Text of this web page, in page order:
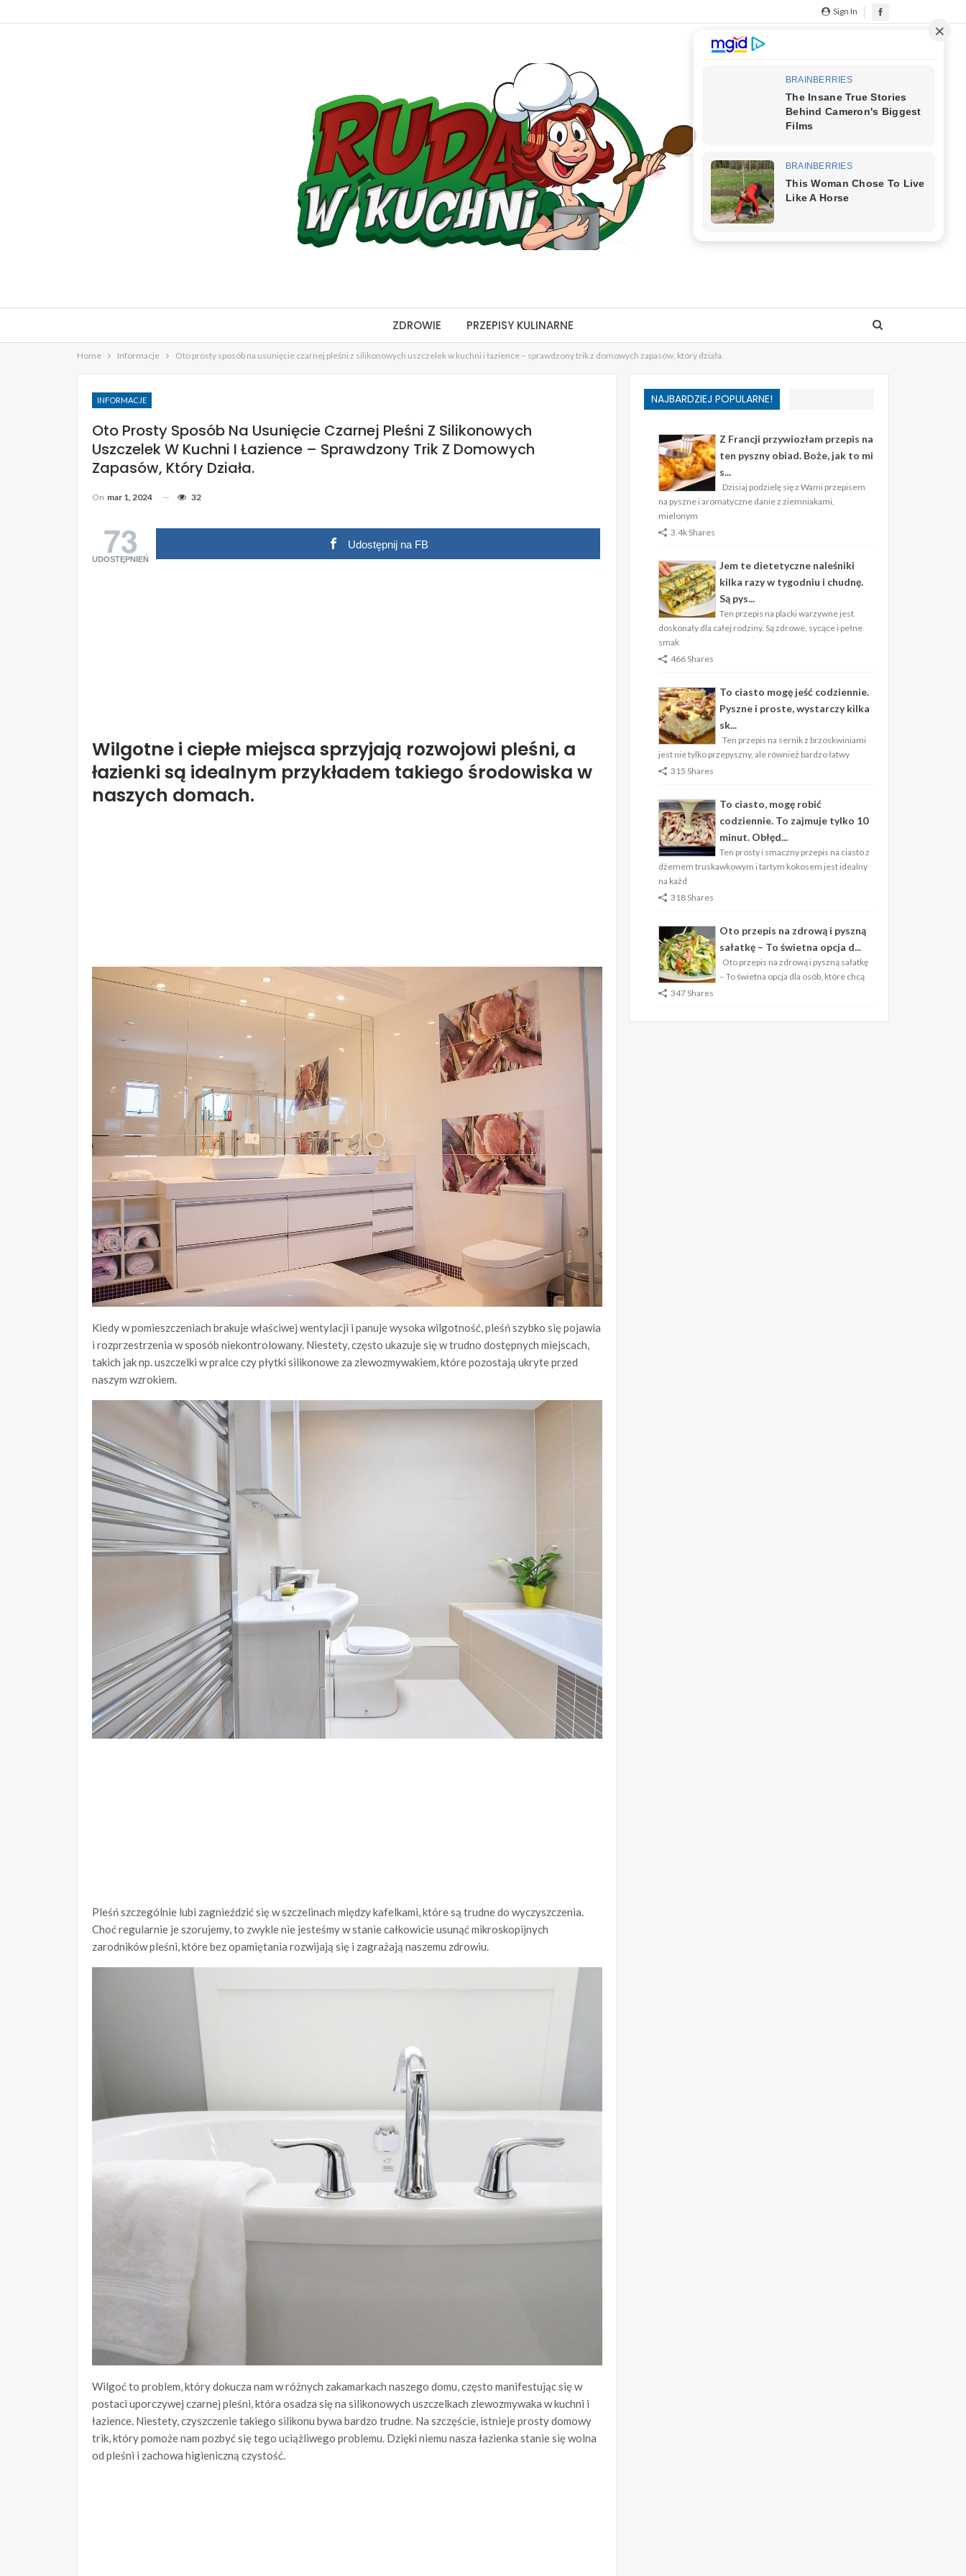
Sign In
ZDROWIE PRZEPISY KULINARNE
Home Informacje Oto prosty sposób na usunięcie czarnej pleśni z silikonowych uszczelek w kuchni i łazience – sprawdzony trik z domowych zapasów, który działa.
INFORMACJE
Oto Prosty Sposób Na Usunięcie Czarnej Pleśni Z Silikonowych
Uszczelek W Kuchni I Łazience – Sprawdzony Trik Z Domowych
Zapasów, Który Działa.
On mar 1, 2024 32
73
UDOSTĘPNIEŃ
Udostępnij na FB
Wilgotne i ciepłe miejsca sprzyjają rozwojowi pleśni, a
łazienki są idealnym przykładem takiego środowiska w
naszych domach.
Kiedy w pomieszczeniach brakuje właściwej wentylacji i panuje wysoka wilgotność, pleśń szybko się pojawia
i rozprzestrzenia w sposób niekontrolowany. Niestety, często ukazuje się w trudno dostępnych miejscach,
takich jak np. uszczelki w pralce czy płytki silikonowe za zlewozmywakiem, które pozostają ukryte przed
naszym wzrokiem.
Pleśń szczególnie lubi zagnieździć się w szczelinach między kafelkami, które są trudne do wyczyszczenia.
Choć regularnie je szorujemy, to zwykle nie jesteśmy w stanie całkowicie usunąć mikroskopijnych
zarodników pleśni, które bez opamiętania rozwijają się i zagrażają naszemu zdrowiu.
Wilgoć to problem, który dokucza nam w różnych zakamarkach naszego domu, często manifestując się w
postaci uporczywej czarnej pleśni, która osadza się na silikonowych uszczelkach zlewozmywaka w kuchni i
łazience. Niestety, czyszczenie takiego silikonu bywa bardzo trudne. Na szczęście, istnieje prosty domowy
trik, który pomoże nam pozbyć się tego uciążliwego problemu. Dzięki niemu nasza łazienka stanie się wolna
od pleśni i zachowa higieniczną czystość.
NAJBARDZIEJ POPULARNE!
Z Francji przywiozłam przepis na
ten pyszny obiad. Boże, jak to mi
s...
Dzisiaj podzielę się z Wami przepisem
na pyszne i aromatyczne danie z ziemniakami,
mielonym
3.4k Shares
Jem te dietetyczne naleśniki
kilka razy w tygodniu i chudnę.
Są pys...
Ten przepis na placki warzywne jest
doskonały dla całej rodziny. Są zdrowe, sycące i pełne
smak
466 Shares
To ciasto mogę jeść codziennie.
Pyszne i proste, wystarczy kilka
sk...
Ten przepis na sernik z brzoskwiniami
jest nie tylko przepyszny, ale również bardzo łatwy
315 Shares
To ciasto, mogę robić
codziennie. To zajmuje tylko 10
minut. Obłęd...
Ten prosty i smaczny przepis na ciasto z
dżemem truskawkowym i tartym kokosem jest idealny
na każd
318 Shares
Oto przepis na zdrową i pyszną
sałatkę – To świetna opcja d...
Oto przepis na zdrową i pyszną sałatkę
– To świetna opcja dla osób, które chcą
347 Shares